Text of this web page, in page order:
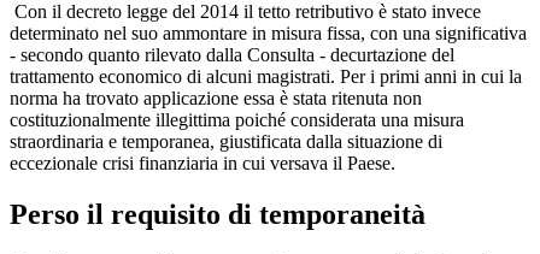
Con il decreto legge del 2014 il tetto retributivo è stato invece
determinato nel suo ammontare in misura fissa, con una significativa
- secondo quanto rilevato dalla Consulta - decurtazione del
trattamento economico di alcuni magistrati. Per i primi anni in cui la
norma ha trovato applicazione essa è stata ritenuta non
costituzionalmente illegittima poiché considerata una misura
straordinaria e temporanea, giustificata dalla situazione di
eccezionale crisi finanziaria in cui versava il Paese.
Perso il requisito di temporaneità